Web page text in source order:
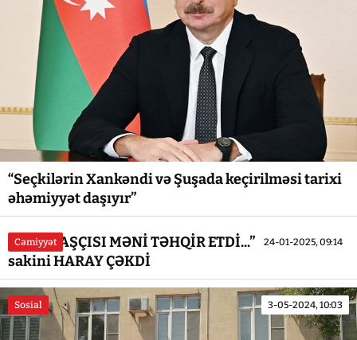
“Seçkilərin Xankəndi və Şuşada keçirilməsi tarixi
əhəmiyyət daşıyır”
Cəmiyyət 24-01-2025, 09:14
“İCRA BAŞÇISI MƏNİ TƏHQİR ETDİ...” - Kəlbəcər
sakini HARAY ÇƏKDİ
Sosial 3-05-2024, 10:03